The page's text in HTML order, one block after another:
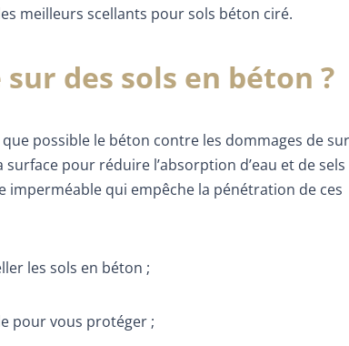
meilleurs scellants pour sols béton ciré.
des sols en béton ?
possible le béton contre les dommages de
pour réduire l’absorption d’eau et de sels
qui empêche la pénétration de ces
les sols en béton ;
pour vous protéger ;